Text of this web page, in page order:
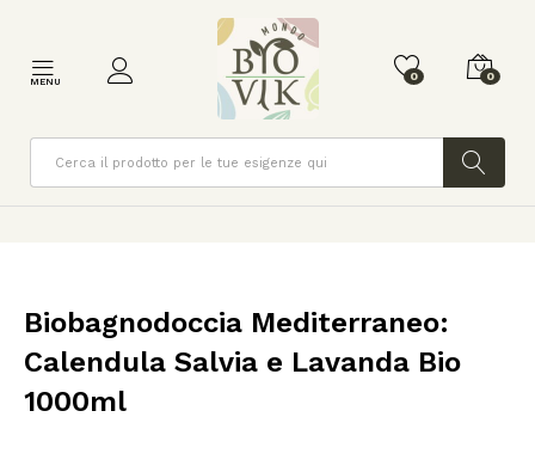
MENU 0 0
Cerca
Biobagnodoccia Mediterraneo:
Calendula Salvia e Lavanda Bio
1000ml